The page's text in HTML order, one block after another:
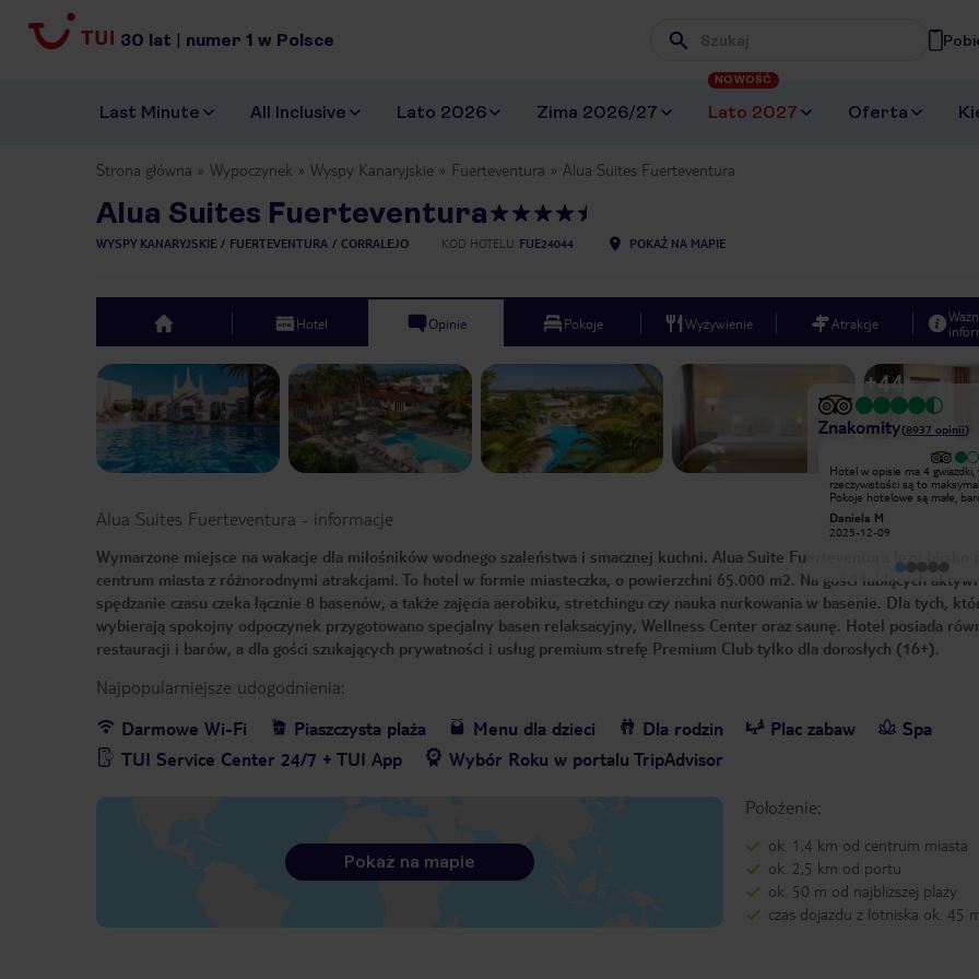
30 lat | numer 1 w Polsce Wpisz frazę, której szukasz
Last Minute All Inclusive Lato 2026 Zima 2026/27 Lato 2027
NOWOŚĆ
Oferta
Strona główna Wypoczynek Wyspy Kanaryjskie Fuerteventura Alua Suites Fuerteventura
Alua Suites Fuerteventura
WYSPY KANARYJSKIE FUERTEVENTURA CORRALEJO KOD HOTELU FUE24044 POKAŻ NA MAPIE
top Hotel Opinie Pokoje Wyżywienie Atrakcje
Previous slide +44
Znakomity(8937 opinii)
Wyjątkowy
Polecam hotel w 100% Jesteśmy z
najwyższym poziomie, Na pochwałę
zasługuje również strefa kulinarna .
Ogromny wybór posiłków, wszystko
świeże i bardzo smaczne. Myślę że
nie będzie to mój jedyny pobyt w
tym miejscu.
Hotel w opisie ma 4 gwiazdki,
rzeczywistości są to
Pokoje hotelowe są małe,
Jedzenie jest poprawne.
kolację w opcji all są ok,
dniach chodziliśmy do
knajpki coś zjeść, bo to co
hotelu się nie nadawało. W
plaża 100m, to jest żart TUI.
jest przepiękna, najpiękniejsza
widzieliśmy, ale 20 min
od hotelu. W grudniu idzie się
miło. W upale może być ciężko.
Daniela M
2025-12-09
Alua Suites Fuerteventura - informacje
Wymarzone miejsce na wakacje dla miłośników wodnego szaleństwa i smacznej kuchni. Alua Suite Fuerteventura leży blisko
centrum miasta z różnorodnymi atrakcjami. To hotel w formie miasteczka, o powierzchni 65.000 m2. Na gości lubiących
spędzanie czasu czeka łącznie 8 basenów, a także zajęcia aerobiku, stretchingu czy nauka nurkowania w basenie. Dla tych,
wybierają spokojny odpoczynek przygotowano specjalny basen relaksacyjny, Wellness Center oraz saunę. Hotel posiada
restauracji i barów, a dla gości szukających prywatności i usług premium strefę Premium Club tylko dla dorosłych (16+).
Najpopularniejsze udogodnienia:
Darmowe Wi-Fi
Piaszczysta plaża Menu dla dzieci Dla rodzin Plac zabaw
Spa
TUI Service Center 24/7 + TUI App
Wybór Roku w portalu TripAdvisor
Położenie:
ok. 1,4 km od centrum miasta
ok. 2,5 km od portu
ok. 50 m od najbliższej plaży
czas dojazdu z lotniska ok. 45
Pokaż na mapie